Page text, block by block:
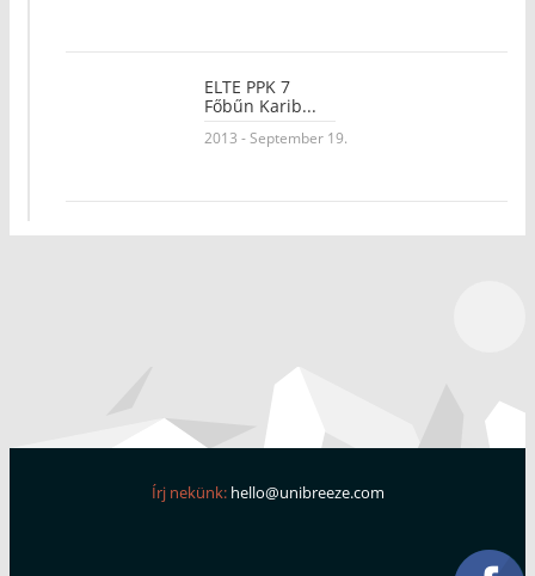
ELTE PPK 7
Főbűn Karib...
2013 - September 19.
Írj nekünk: hello@unibreeze.com